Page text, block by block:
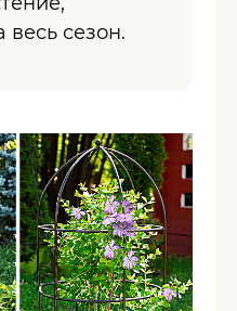
сезон.